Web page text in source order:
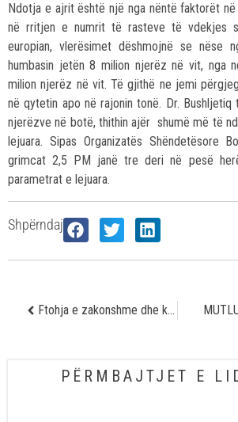
Ndotja e ajrit është një nga nëntë faktorët
në rritjen e numrit të rasteve të vdekjes
europian, vlerësimet dëshmojnë se nëse
humbasin jetën 8 milion njerëz në vit, nga
milion njerëz në vit. Të gjithë ne jemi
në qytetin apo në rajonin tonë. Dr.
njerëzve në botë, thithin ajër shumë më të
lejuara. Sipas Organizatës Shëndetësore
grimcat 2,5 PM janë tre deri në pesë
parametrat e lejuara.
Shpërndaj
Ftohja e zakonshme dhe koplikimet
PËRMBAJTJET E